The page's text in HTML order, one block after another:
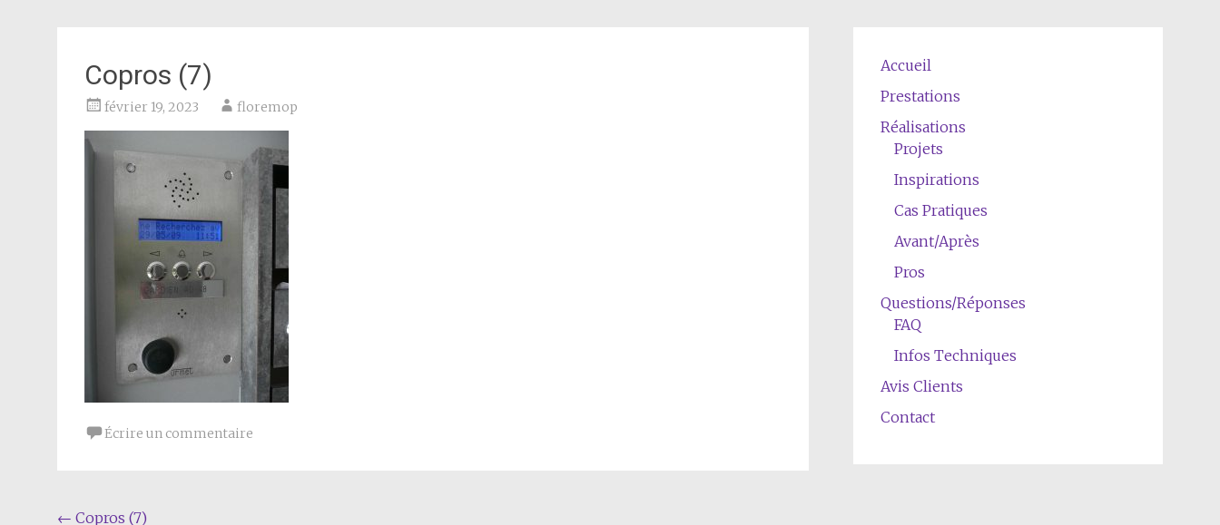
Copros (7)
février 19, 2023 floremop
Écrire un commentaire
← Copros (7)
Accueil
Prestations
Réalisations
Projets
Inspirations
Cas Pratiques
Avant/Après
Pros
Questions/Réponses
FAQ
Infos Techniques
Avis Clients
Contact